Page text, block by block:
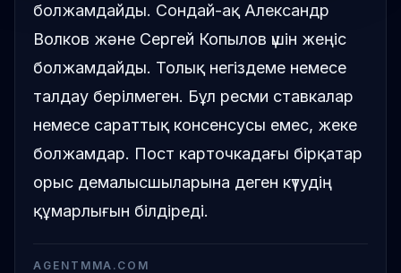
болжамдайды. Сондай-ақ Александр
Волков және Сергей Копылов үшін жеңіс
болжамдайды. Толық негіздеме немесе
талдау берілмеген. Бұл ресми ставкалар
немесе сараттық консенсусы емес, жеке
болжамдар. Пост карточкадағы бірқатар
орыс демалысшыларына деген күтудің
құмарлығын білдіреді.
AGENTMMA.COM